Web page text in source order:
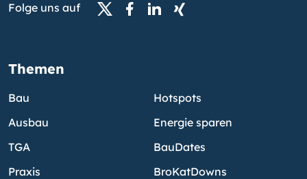
Folge uns auf
Themen
Bau
Ausbau
TGA
Praxis
Hotspots
Energie sparen
BauDates
BroKatDowns